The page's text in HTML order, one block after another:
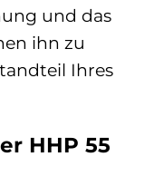
und das
ihn zu
Ihres
HHP 55